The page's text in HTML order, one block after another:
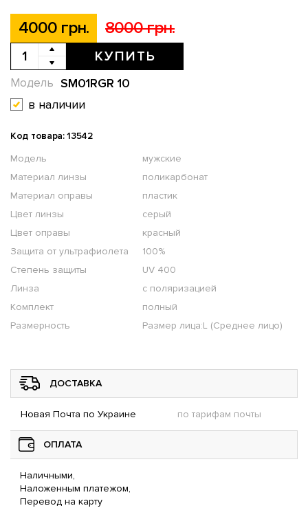
4000 грн. 8000 грн.
КУПИТЬ
SM01RGR 10
Модель
в наличии
Код товара: 13542
Модель
мужские
Материал линзы
поликарбонат
Материал оправы
пластик
Цвет линзы
серый
Цвет оправы
красный
Защита от ультрафиолета
100%
Степень защиты
UV 400
Линза
с поляризацией
Комплект
полный
Размерность
Размер лица:L (Среднее лицо)
ДОСТАВКА
Новая Почта по Украине по тарифам почты
ОПЛАТА
Наличными,
Наложенным платежом,
Перевод на карту